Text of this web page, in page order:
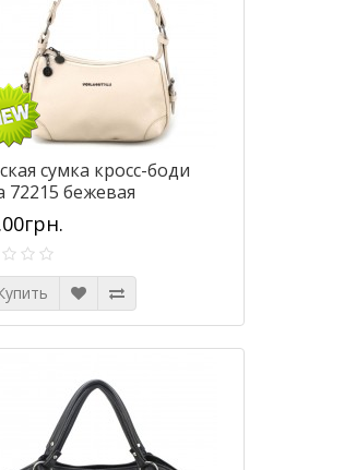
сумка кросс-боди
72215 бежевая